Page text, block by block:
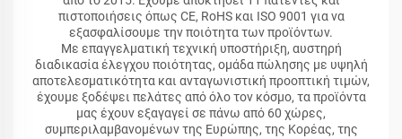
πιστοποιήσεις όπως CE, RoHS και ISO 9001 για να
εξασφαλίσουμε την ποιότητα των προϊόντων.
Με επαγγελματική τεχνική υποστήριξη, αυστηρή
διαδικασία έλεγχου ποιότητας, ομάδα πώλησης με υψηλή
αποτελεσματικότητα και ανταγωνιστική προοπτική τιμών,
έχουμε ξοδέψει πελάτες από όλο τον κόσμο, τα προϊόντα
μας έχουν εξαγαγεί σε πάνω από 60 χώρες,
συμπεριλαμβανομένων της Ευρώπης, της Κορέας, της